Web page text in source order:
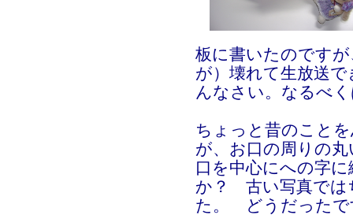
板に書いたのです
が）壊れて生放送
んなさい。なるべ
ちょっと昔のこと
が、お口の周りの
口を中心にへの字
か？ 古い写真では
た。 どうだったで